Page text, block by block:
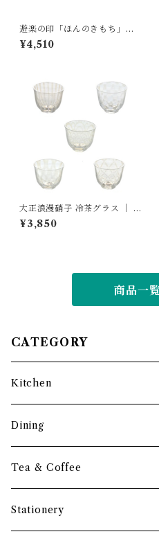
遊楽の印「ほんのきもち」｜
工房 蓮
¥4,510
大正浪漫硝子 冷茶グラス ｜ 廣
田硝子
¥3,850
商品一
CATEGORY
Kitchen
調理道具
保存容器・水筒
まな板
Dining
皿・プレート
小鉢・器
Tea & Coffee
コーヒーアイテム
Stationery